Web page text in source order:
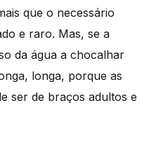
que o necessário
e raro. Mas, se a
da água a chocalhar
longa, porque as
ser de braços adultos e